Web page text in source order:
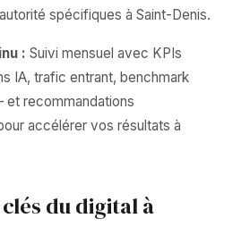
spécifiques à Saint-Denis.
: Suivi mensuel avec KPIs
IA, trafic entrant, benchmark
recommandations
accélérer vos résultats à
du digital à